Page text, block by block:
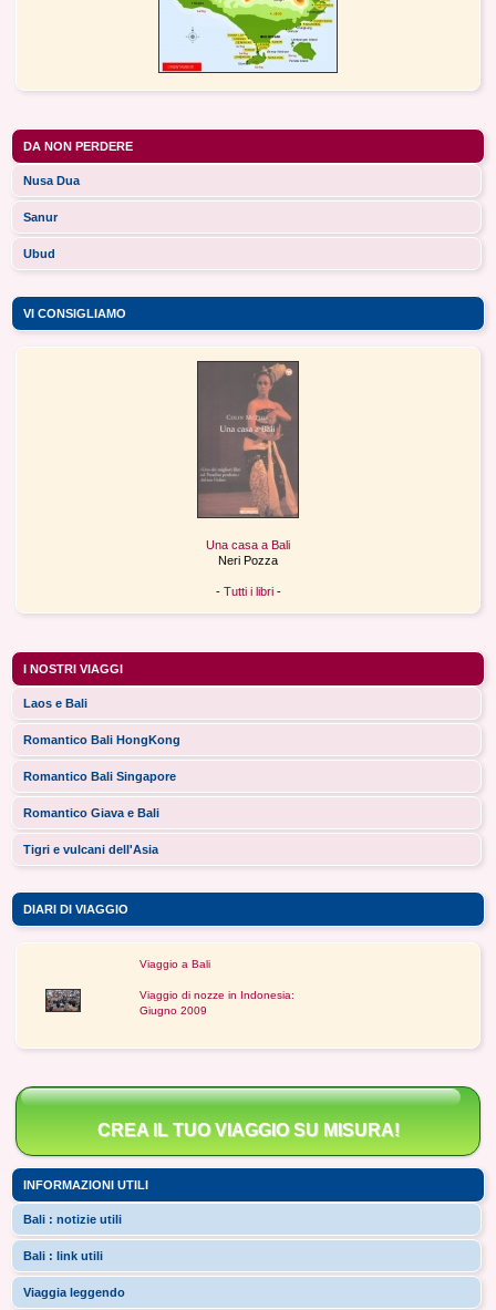
DA NON PERDERE
Nusa Dua
Sanur
Ubud
VI CONSIGLIAMO
Una casa a Bali
Neri Pozza
- Tutti i libri-
I NOSTRI VIAGGI
Laos e Bali
Romantico Bali HongKong
Romantico Bali Singapore
Romantico Giava e Bali
Tigri e vulcani dell'Asia
DIARI DI VIAGGIO
Viaggio a Bali
Viaggio di nozze in Indonesia:
Giugno 2009
CREA IL TUO VIAGGIO SU MISURA!
INFORMAZIONI UTILI
Bali : notizie utili
Bali : link utili
Viaggia leggendo